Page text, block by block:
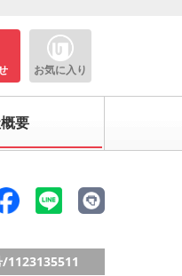
お気に入り
要
/1123135511